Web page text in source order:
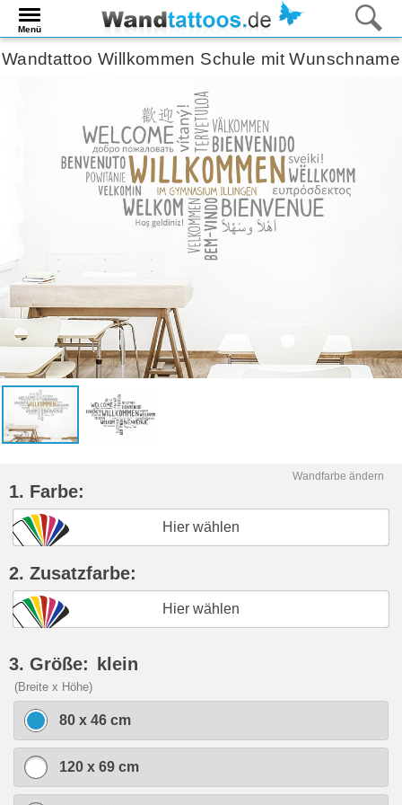
Menü
Wandtattoo Willkommen Schule mit Wunschname
Wandfarbe ändern
1. Farbe:
Hier wählen
2. Zusatzfarbe:
Hier wählen
3. Größe: klein
(Breite x Höhe)
80 x 46 cm
120 x 69 cm